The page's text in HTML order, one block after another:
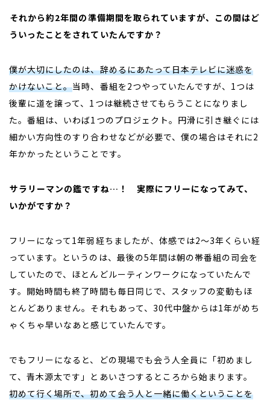
それから約2年間の準備期間を取られていますが、この間はど
ういったことをされていたんですか？
僕が大切にしたのは、辞めるにあたって日本テレビに迷惑を
かけないこと。当時、番組を2つやっていたんですが、 1つは
後輩に道を譲って、 1 つは継続させてもらうことになりまし
た。番組は、いわば1 つのプロジェクト。円滑に引き継ぐには
細かい方向性のすり合わせなどが必要で、僕の場合はそれに2
年かかったということです。
――サラリーマンの鑑ですね…！ 実際にフリーになってみて、
いかがですか？
フリーになって 1年弱経ちましたが、体感では2〜3年くらい経
っています。というのは、最後の5年間は朝の帯番組の司会を
していたので、ほとんどルーティンワークになっていたんで
す。開始時間も終了時間も毎日同じで、スタッフの変動もほ
とんどありません。それもあって、 30代中盤からは1年がめち
ゃくちゃ早いなあと感じていたんです。
でもフリーになると、どの現場でも会う人全員に「初めまし
て、青木源太です」とあいさつするところから始まります。
初めて行く場所で、初めて会う人と一緒に働くということを